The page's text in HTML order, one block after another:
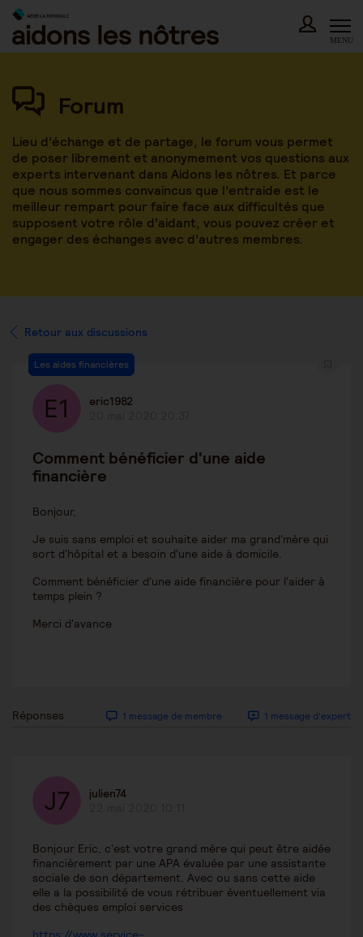
Skip
content
MENU
Forum
Lieu d’échange et de partage, le forum vous permet
de poser librement et anonymement vos questions aux
experts intervenant dans Aidons les nôtres. Et parce
que nous sommes convaincus que l’entraide est le
meilleur rempart pour faire face aux difficultés que
supposent votre rôle d’aidant, vous pouvez créer et
engager des échanges avec d’autres membres.
Retour aux discussions
Les aides financières
eric1982
Comment bénéficier d'une aide
financière
Bonjour,
Je suis sans emploi et souhaite aider ma grand'mère qui
sort d'hôpital et a besoin d'une aide à domicile.
Comment bénéficier d'une aide financière pour l'aider à
temps plein ?
Merci d'avance
Réponses 1 message de membre 1 message d'expert
julien74
Bonjour Eric, c'est votre grand mère qui peut être aidée
financièrement par une APA évaluée par une assistante
sociale de son département. Avec ou sans cette aide
elle a la possibilité de vous rétribuer éventuellement via
des chèques emploi services